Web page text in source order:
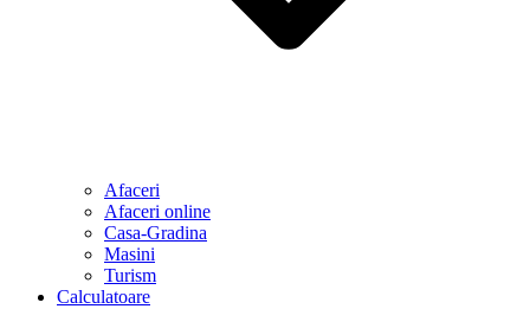
Afaceri
Afaceri online
Casa-Gradina
Masini
Turism
Calculatoare